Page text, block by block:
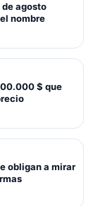
agosto
nombre
$ que
obligan a mirar